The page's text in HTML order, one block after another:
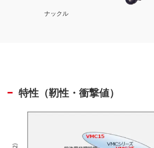
ナックル
特性（靭性・衝撃値）